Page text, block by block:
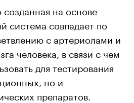
на основе
система совпадает по
с артериолами и
человека, в связи с чем
для тестирования
но и
препаратов.